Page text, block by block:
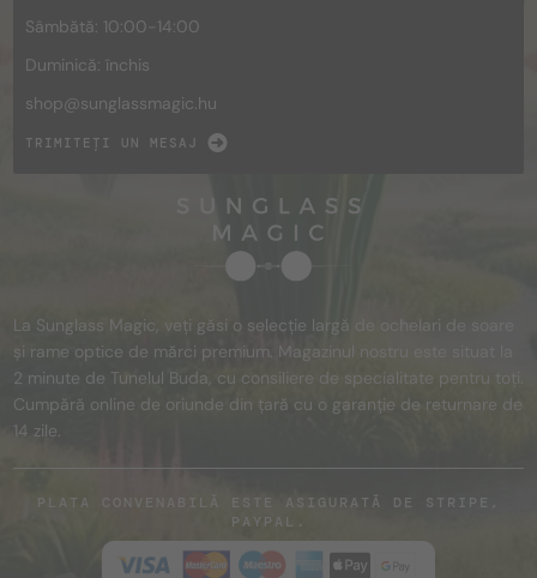
Sâmbătă: 10:00-14:00
Duminică: închis
shop@sunglassmagic.hu
TRIMITEȚI UN MESAJ
La Sunglass Magic, veți găsi o selecție largă de ochelari de soare
și rame optice de mărci premium. Magazinul nostru este situat la
2 minute de Tunelul Buda, cu consiliere de specialitate pentru toți.
Cumpără online de oriunde din țară cu o garanție de returnare de
14 zile.
PLATA CONVENABILĂ ESTE ASIGURATĂ DE STRIPE,
PAYPAL.